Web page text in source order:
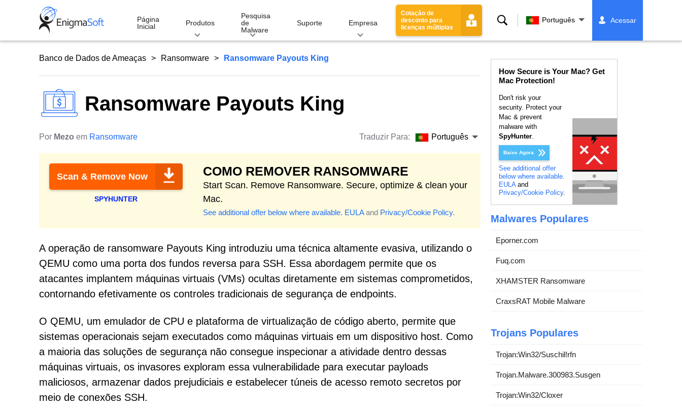
Página
Inicial
Produtos
Pesquisa
de
Malware
Suporte Empresa
Cotação de
desconto para
licenças múltiplas
Buscar Português Acessar
Banco de Dados de Ameaças Ransomware Ransomware Payouts King
Ransomware Payouts King
Por Mezo em Ransomware Traduzir Para: Português
Scan & Remove Now
SPYHUNTER
COMO REMOVER RANSOMWARE
Start Scan. Remove Ransomware. Secure, optimize & clean your
Mac.
See additional offer below where available. EULAand Privacy/Cookie Policy.
A operação de ransomware Payouts King introduziu uma técnica altamente evasiva, utilizando o
QEMU como uma porta dos fundos reversa para SSH. Essa abordagem permite que os
atacantes implantem máquinas virtuais (VMs) ocultas diretamente em sistemas comprometidos,
contornando efetivamente os controles tradicionais de segurança de endpoints.
O QEMU, um emulador de CPU e plataforma de virtualização de código aberto, permite que
sistemas operacionais sejam executados como máquinas virtuais em um dispositivo host. Como
a maioria das soluções de segurança não consegue inspecionar a atividade dentro dessas
máquinas virtuais, os invasores exploram essa vulnerabilidade para executar payloads
maliciosos, armazenar dados prejudiciais e estabelecer túneis de acesso remoto secretos por
meio de conexões SSH.
How Secure is Your Mac? Get
Mac Protection!
Don't risk your
security. Protect your
Mac & prevent
malware with
SpyHunter.
Baixe Agora
See additional offer
below where available.
EULAand
Privacy/Cookie Policy.
Malwares Populares
Eporner.com
Fuq.com
XHAMSTER Ransomware
CraxsRAT Mobile Malware
Trojans Populares
Trojan:Win32/Suschil!rfn
Trojan.Malware.300983.Susgen
Trojan:Win32/Cloxer